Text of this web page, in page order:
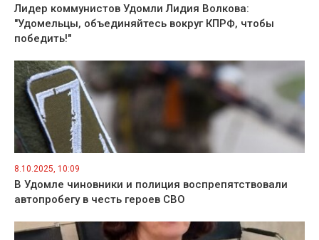
Лидер коммунистов Удомли Лидия Волкова:
"Удомельцы, объединяйтесь вокруг КПРФ, чтобы
победить!"
8.10.2025, 10:09
В Удомле чиновники и полиция воспрепятствовали
автопробегу в честь героев СВО